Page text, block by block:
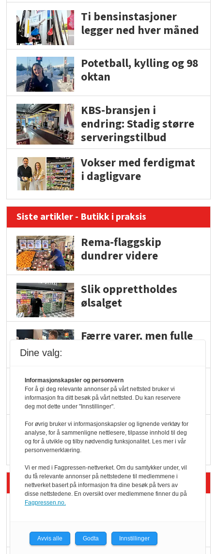
Ti bensinstasjoner
legger ned hver måned
Potetball, kylling og 98
oktan
KBS-bransjen i
endring: Stadig større
serveringstilbud
Vokser med ferdigmat
i dagligvare
Siste artikler - Butikk i praksis
Rema-flaggskip
dundrer videre
Slik opprettholdes
ølsalget
Færre varer, men fulle
KI lager mat i butikken
Q passerte 1 milliard i
Rema i 2025
Siste artikler - Økologisk
melkemangel
Dine valg:
Informasjonskapsler og personvern
For å gi deg relevante annonser på vårt nettsted bruker vi
informasjon fra ditt besøk på vårt nettsted. Du kan reservere
deg mot dette under "Innstillinger".
For øvrig bruker vi informasjonskapsler og lignende verktøy for
analyse, for å sammenligne nettlesere, tilpasse innhold til deg
og for å utvikle og tilby nødvendig funksjonalitet. Les mer i vår
personvernerklæring.
Vi er med i Fagpressen-nettverket. Om du samtykker under, vil
du få relevante annonser på nettstedene til medlemmene i
nettverket basert på informasjon fra dine besøk på tvers av
disse nettstedene. En oversikt over medlemmene finner du på
Fagpressen.no.
Avvis alle Godta Innstillinger